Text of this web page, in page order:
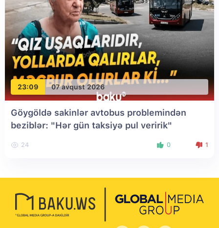
23:09 07 avqust 2026
Göygöldə sakinlər avtobus problemindən
beziblər: "Hər gün taksiyə pul veririk"
24 0 1